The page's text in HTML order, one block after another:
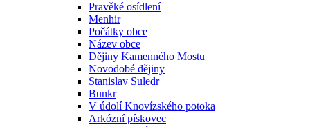
Pravěké osídlení
Menhir
Počátky obce
Název obce
Dějiny Kamenného Mostu
Novodobé dějiny
Stanislav Suledr
Bunkr
V údolí Knovízského potoka
Arkózní pískovec